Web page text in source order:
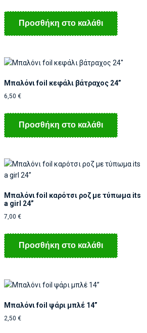
Προσθήκη στο καλάθι
Μπαλόνι foil κεφάλι βάτραχος 24”
6,50 €
Προσθήκη στο καλάθι
Μπαλόνι foil καρότσι ροζ με τύπωμα its
a girl 24”
7,00 €
Προσθήκη στο καλάθι
Μπαλόνι foil ψάρι μπλέ 14”
2,50 €